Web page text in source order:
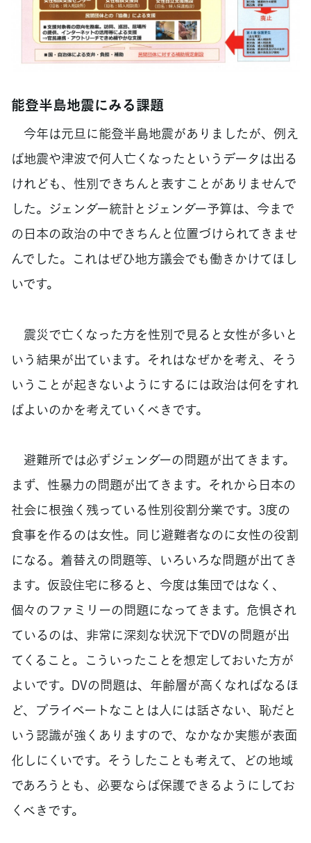
能登半島地震にみる課題
今年は元旦に能登半島地震がありましたが、例え
ば地震や津波で何人亡くなったというデータは出る
けれども、性別できちんと表すことがありませんで
した。ジェンダー統計とジェンダー予算は、今まで
の日本の政治の中できちんと位置づけられてきませ
んでした。これはぜひ地方議会でも働きかけてほし
いです。
震災で亡くなった方を性別で見ると女性が多いと
いう結果が出ています。それはなぜかを考え、そう
いうことが起きないようにするには政治は何をすれ
ばよいのかを考えていくべきです。
避難所では必ずジェンダーの問題が出てきます。
まず、性暴力の問題が出てきます。それから日本の
社会に根強く残っている性別役割分業です。3度の
食事を作るのは女性。同じ避難者なのに女性の役割
になる。着替えの問題等、いろいろな問題が出てき
ます。仮設住宅に移ると、今度は集団ではなく、
個々のファミリーの問題になってきます。危惧され
ているのは、非常に深刻な状況下でDVの問題が出
てくること。こういったことを想定しておいた方が
よいです。DVの問題は、年齢層が高くなればなるほ
ど、プライベートなことは人には話さない、恥だと
いう認識が強くありますので、なかなか実態が表面
化しにくいです。そうしたことも考えて、どの地域
であろうとも、必要ならば保護できるようにしてお
くべきです。